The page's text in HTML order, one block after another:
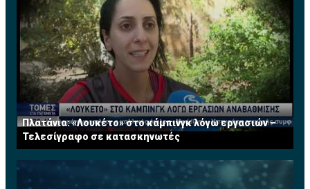
Πλατάνια: «Λουκέτο» στο κάμπινγκ λόγω εργασιών –
Τελεσίγραφο σε κατασκηνωτές